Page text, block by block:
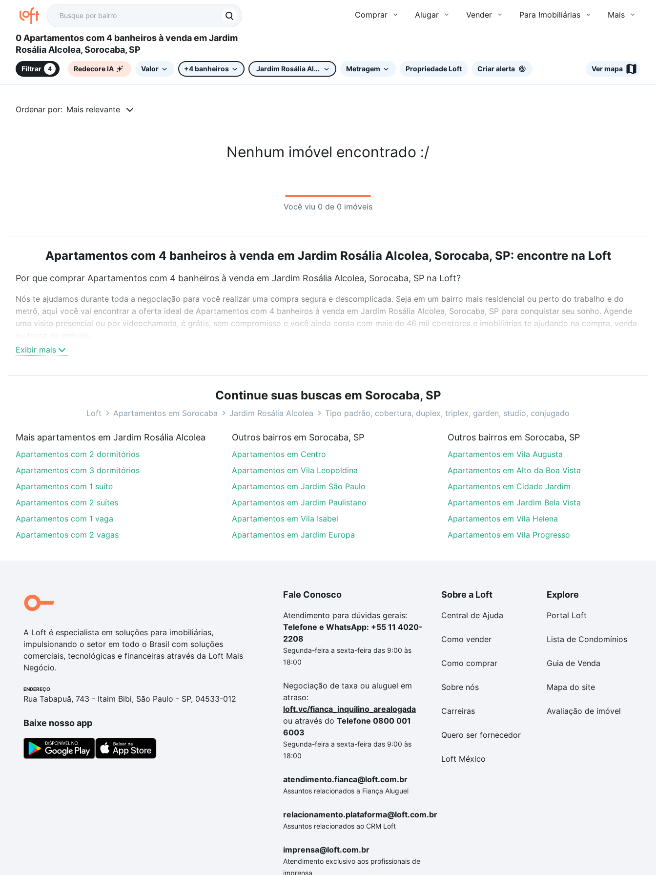
Comprar Alugar Vender Para Imobiliárias Mais
0 Apartamentos com 4 banheiros à venda em Jardim
Rosália Alcolea, Sorocaba, SP
Filtrar 4 Redecore IA Valor +4 banheiros Jardim Rosália Alcolea Metragem Propriedade Loft Criar alerta Ver mapa
Ordenar por: Mais relevante
Nenhum imóvel encontrado :/
Você viu 0 de 0 imóveis
Apartamentos com 4 banheiros à venda em Jardim Rosália Alcolea, Sorocaba, SP: encontre na Loft
Por que comprar Apartamentos com 4 banheiros à venda em Jardim Rosália Alcolea, Sorocaba, SP na Loft?
Nós te ajudamos durante toda a negociação para você realizar uma compra segura e descomplicada. Seja em um bairro mais residencial ou perto do trabalho e do
metrô, aqui você vai encontrar a oferta ideal de Apartamentos com 4 banheiros à venda em Jardim Rosália Alcolea, Sorocaba, SP para conquistar seu sonho. Agende
uma visita presencial ou por videochamada, é grátis, sem compromisso e você ainda conta com mais de 46 mil corretores e imobiliárias te ajudando na compra, venda
Como escolher um imóvel?
Use barra de busca no topo para pesquisar por ruas, bairros e até condomínios favoritos. Você também pode usar os filtros como quantidade de quartos, suítes, com
ou sem vaga de garagem para combinar perfeitamente com o preço, metragem e comodidades, como piscina, academia, salão de festas ou área verde e encontrar
Apartamentos com 4 banheiros à venda em Jardim Rosália Alcolea, Sorocaba, SP ideal para você na Loft.
Aqui na Loft temos a oferta ideal para você, com Apartamentos com 4 banheiros à venda em Jardim Rosália Alcolea, Sorocaba, SP que custam a partir de R$ 0 e com
nossas opções de financiamento imobiliário as parcelas podem se adequar ao seu orçamento. Se ainda tem alguma dúvida dos custos envolvidos no processo de
compra, veja em nosso portal quanto custa comprar um apartamento e conte com a gente para comprar o imóvel dos seus sonhos com segurança e conforto. Loft,
Exibir mais
Continue suas buscas em Sorocaba, SP
Loft Apartamentos em Sorocaba Jardim Rosália Alcolea Tipo padrão, cobertura, duplex, triplex, garden, studio, conjugado
Mais apartamentos em Jardim Rosália Alcolea
Apartamentos com 2 dormitórios
Apartamentos com 3 dormitórios
Apartamentos com 1 suíte
Apartamentos com 2 suítes
Apartamentos com 1 vaga
Apartamentos com 2 vagas
Outros bairros em Sorocaba, SP
Apartamentos em Centro
Apartamentos em Vila Leopoldina
Apartamentos em Jardim São Paulo
Apartamentos em Jardim Paulistano
Apartamentos em Vila Isabel
Apartamentos em Jardim Europa
Outros bairros em Sorocaba, SP
Apartamentos em Vila Augusta
Apartamentos em Alto da Boa Vista
Apartamentos em Cidade Jardim
Apartamentos em Jardim Bela Vista
Apartamentos em Vila Helena
Apartamentos em Vila Progresso
A Loft é especialista em soluções para imobiliárias,
impulsionando o setor em todo o Brasil com soluções
comerciais, tecnológicas e financeiras através da Loft Mais
Negócio.
ENDEREÇO
Rua Tabapuã, 743 - Itaim Bibi, São Paulo - SP, 04533-012
Baixe nosso app
Fale Conosco
Atendimento para dúvidas gerais:
Telefone e WhatsApp: +55 11 4020-
2208
Segunda-feira a sexta-feira das 9:00 às
18:00
Negociação de taxa ou aluguel em
atraso:
loft.vc/fianca_inquilino_arealogada
ou através do Telefone 0800 001
6003
Segunda-feira a sexta-feira das 9:00 às
18:00
atendimento.fianca@loft.com.br
Assuntos relacionados a Fiança Aluguel
relacionamento.plataforma@loft.com.br
Assuntos relacionados ao CRM Loft
imprensa@loft.com.br
Atendimento exclusivo aos profissionais de
imprensa
Sobre a Loft
Central de Ajuda
Como vender
Como comprar
Sobre nós
Carreiras
Quero ser fornecedor
Loft México
Explore
Portal Loft
Lista de Condomínios
Guia de Venda
Mapa do site
Avaliação de imóvel